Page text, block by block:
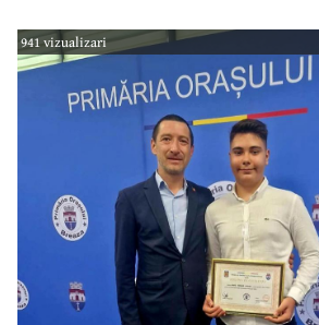
Ulterior, meşterul popular Nicolae
memoria sa şi a soţiei, Maria Scripcă,
sculptat,care astăzi, din păcate, nu mai
941 vizualizari